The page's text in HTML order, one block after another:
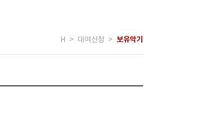
H > 대여신청 > 보유악기